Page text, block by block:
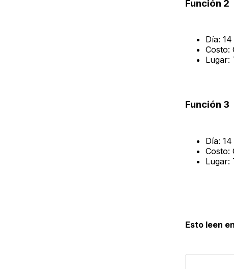
Función 2
Día:
Costo:
Lugar:
Función 3
Día:
Costo:
Lugar:
Esto leen